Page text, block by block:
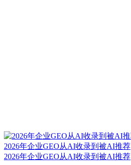
2026年企业GEO从AI收录到被AI推荐
2026年企业GEO从AI收录到被AI推荐